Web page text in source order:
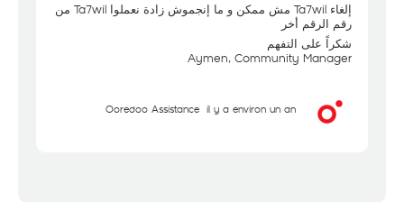
إلغاء Ta7wil مش ممكن و ما إنجموش زادة نعملوا Ta7wil من
رقم الرقم أخر
شكراً على التفهم
Aymen, Community Manager
Ooredoo Assistance il y a environ un an